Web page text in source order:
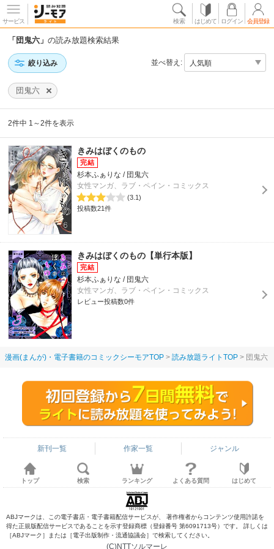
サービス 検索 はじめて ログイン 会員登録
「団鬼六」の読み放題検索結果
絞り込み 並べ替え:
団鬼六
2件中 1～2件を表示
きみはぼくのもの
杉本ふぁりな / 団鬼六
女性マンガ、ラブ・ペイン・コミックス
(3.1)
投稿数21件
きみはぼくのもの【単行本版】
杉本ふぁりな / 団鬼六
女性マンガ、ラブ・ペイン・コミックス
レビュー投稿数0件
漫画(まんが)・電子書籍のコミックシーモアTOP 読み放題ライトTOP 団鬼六
新刊一覧 作家一覧 ジャンル
トップ 検索 ランキング よくある質問 はじめて
ABJマークは、この電子書店・電子書籍配信サービスが、 著作権者からコンテンツ使用許諾を
得た正規版配信サービスであることを示す登録商標（登録番号 第6091713号）です。 詳しくは
［ABJマーク］または［電子出版制作・流通協議会］で検索してください。
(C)NTTソルマーレ